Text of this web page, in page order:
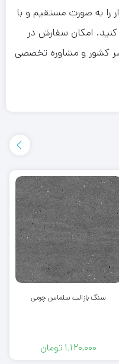
را به صورت مستقیم و با
امکان سفارش در
کشور و مشاوره تخصصی
سنگ بازالت سلماس چرمی
1,120,000 تومان